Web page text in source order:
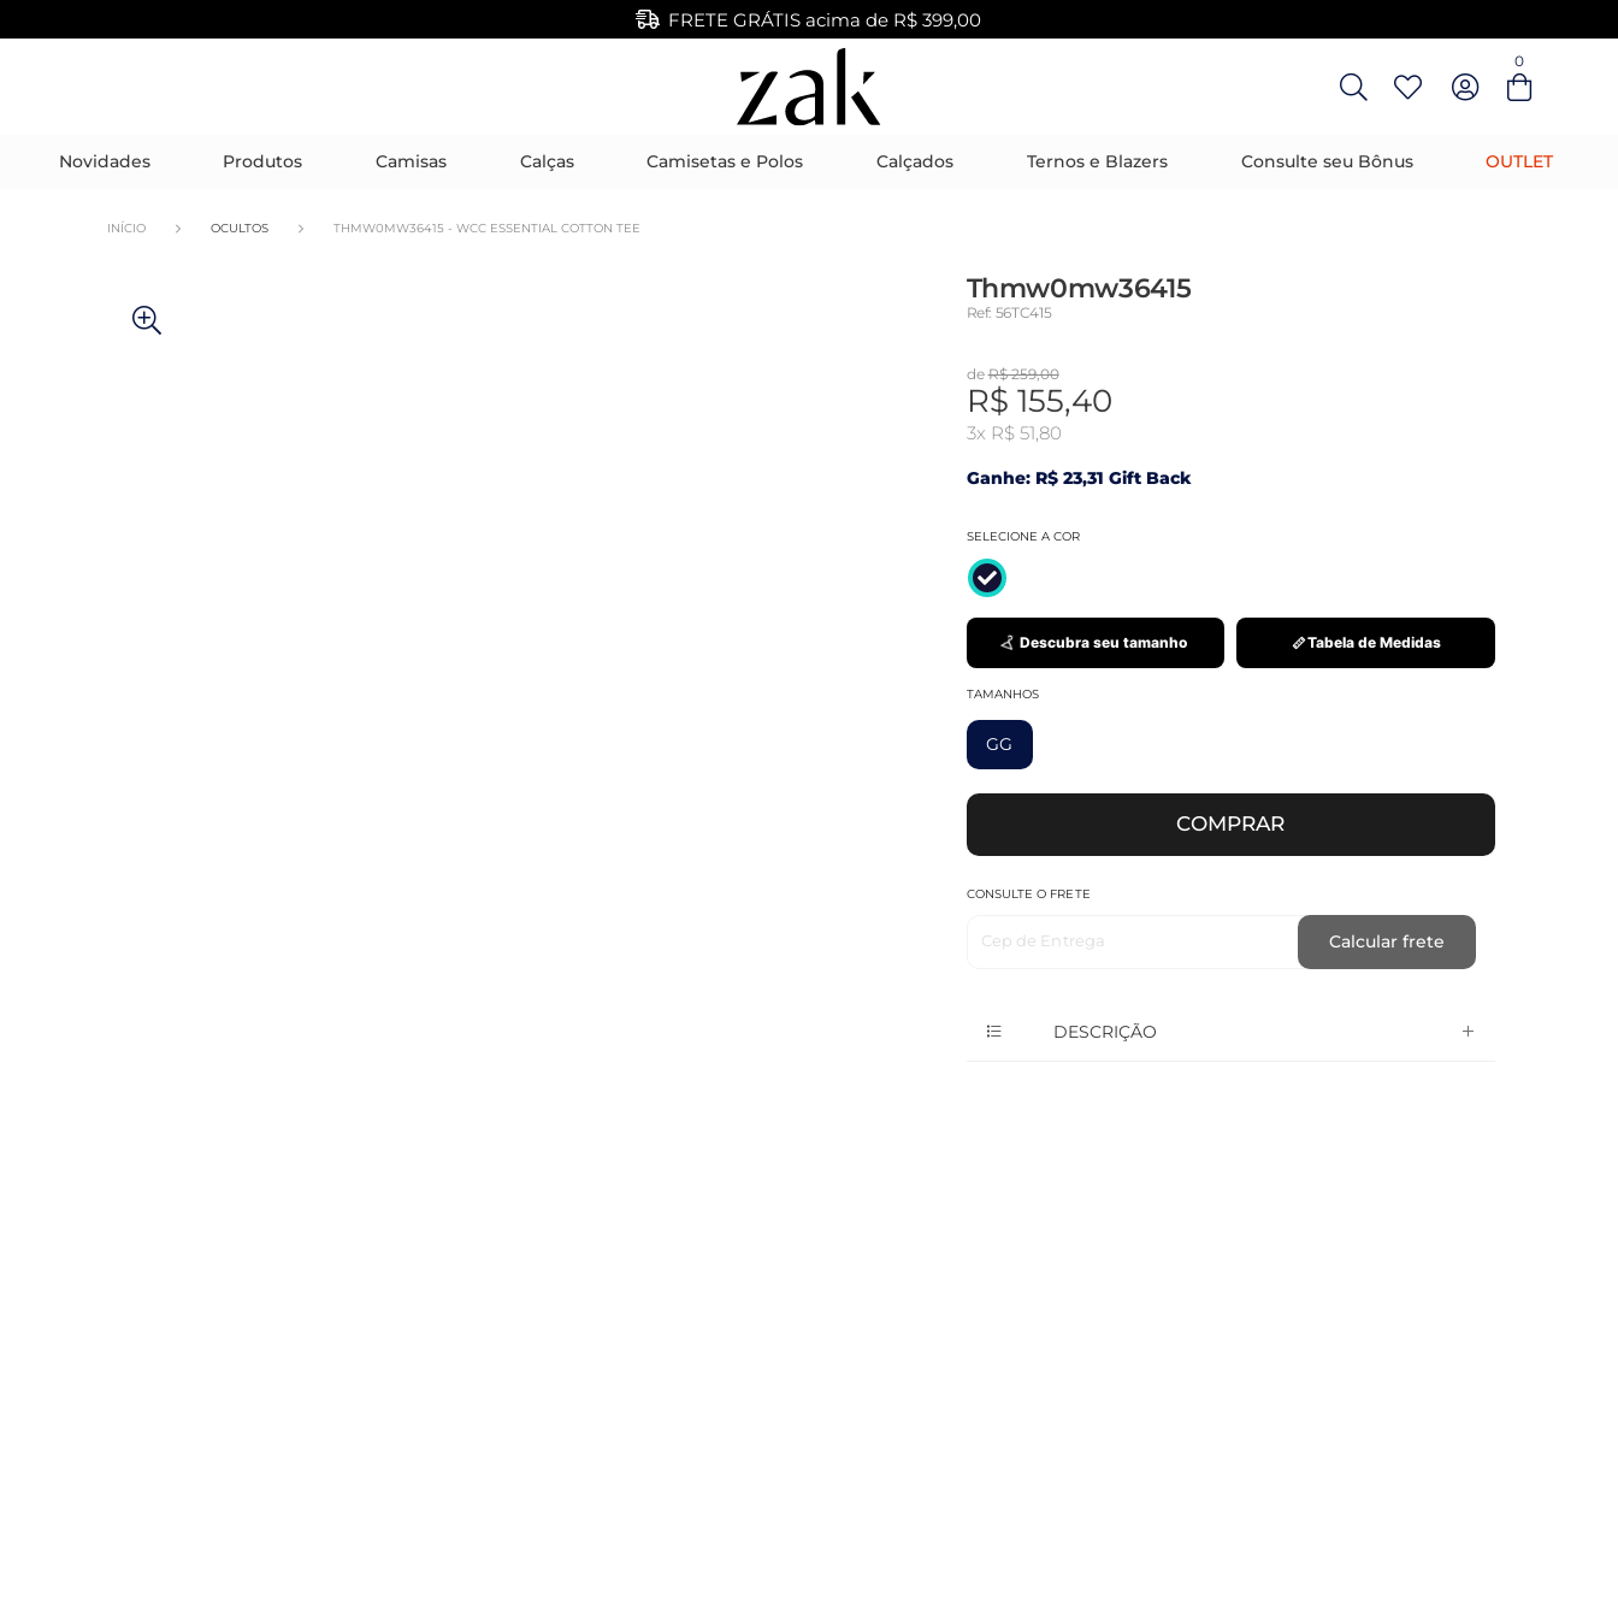
Entre com email ou cpf/cnpj
FRETE GRÁTIS acima de R$ 399,00
0
Novidades Produtos Camisas Calças Camisetas e Polos Calçados Ternos e Blazers Consulte seu Bônus OUTLET
INÍCIO OCULTOS THMW0MW36415 - WCC ESSENTIAL COTTON TEE
Thmw0mw36415
Ref: 56TC415
deR$ 259,00
R$ 155,40
3x R$ 51,80
Ganhe: R$ 23,31 Gift Back
SELECIONE A COR
Descubra seu tamanho Tabela de Medidas
TAMANHOS
GG
COMPRAR
CONSULTE O FRETE
Cep de Entrega Calcular frete
DESCRIÇÃO